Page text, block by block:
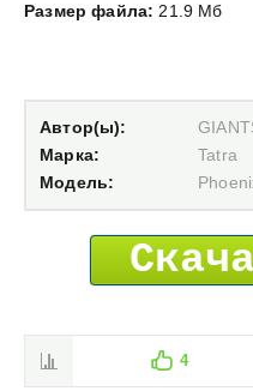
Размер файла: 21.9 Мб
Автор(ы):
Марка:
Tatra
Модель:
4